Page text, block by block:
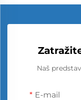
Naš
E-mail